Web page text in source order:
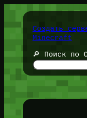
содержимому
Создать
Minecraft
🔎 Поиск по